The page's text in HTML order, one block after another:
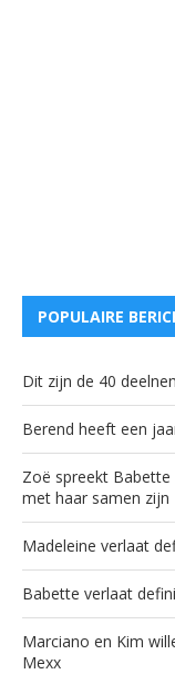
POPULAIRE
Dit zijn de 40
Berend heeft een
Zoë spreekt
met haar samen zijn
Madeleine verlaat
Babette verlaat
Marciano en Kim
Mexx